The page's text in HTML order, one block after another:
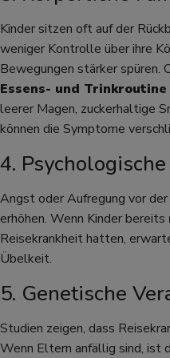
Kinder sitzen oft auf der
weniger Kontrolle über ihre
Bewegungen stärker spüren.
Essens- und Trinkroutine
leerer Magen, zuckerhaltige
können die Symptome
4.
Angst oder Aufregung vor
erhöhen. Wenn Kinder bereits
Reisekrankheit hatten,
Übelkeit.
5. Genetische
Studien zeigen, dass
Wenn Eltern anfällig sind, ist